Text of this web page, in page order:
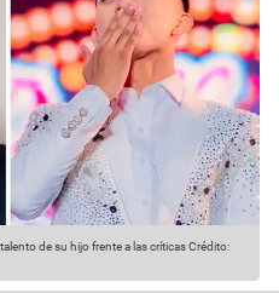
de su hijo frente a las críticasCrédito: